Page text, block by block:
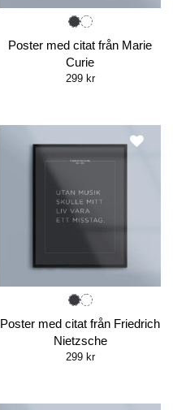
Poster med citat från Marie
Curie
299 kr
Poster med citat från Friedrich
Nietzsche
299 kr